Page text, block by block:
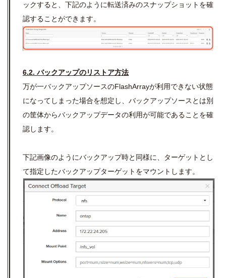
ックすると、下記のように転送済みのスナップショットを確
認することができます。
6.2. バックアップのリストア方法
万が一バックアップソースのFlashArrayが利用できない状態
になってしまった場合を想定し、バックアップソースとは別
の筐体からバックアップデータの利用が可能であることを確
認します。
下記画像のようにバックアップ時と同様に、ターゲットとし
て指定したバックアップターゲットをマウントします。